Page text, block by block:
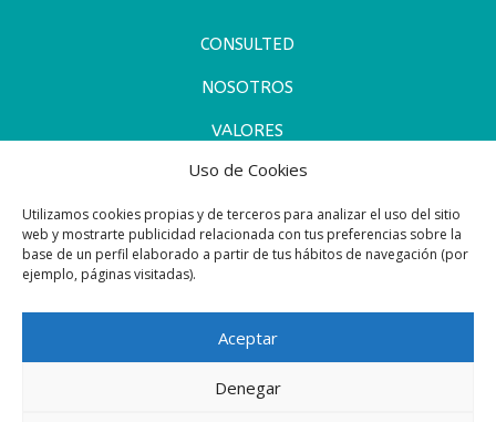
Uso de Cookies
Utilizamos cookies propias y de terceros para analizar el uso del sitio
web y mostrarte publicidad relacionada con tus preferencias sobre la
base de un perfil elaborado a partir de tus hábitos de navegación (por
ejemplo, páginas visitadas).
Aceptar
Denegar
CONSULTED
NOSOTROS
VALORES
COOPERACIÓN Y ALIANZAS
NOTICIAS
CONTACTO
Consulted | Todos los derechos reservados |
Desarrollado por © GCS |Política de Cookies